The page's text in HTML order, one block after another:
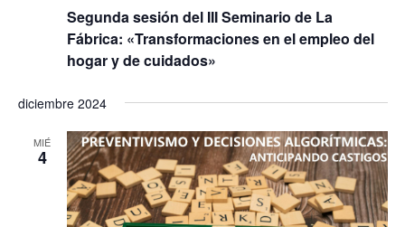
Segunda sesión del III Seminario de La
Fábrica: «Transformaciones en el empleo del
hogar y de cuidados»
diciembre 2024
MIÉ
4